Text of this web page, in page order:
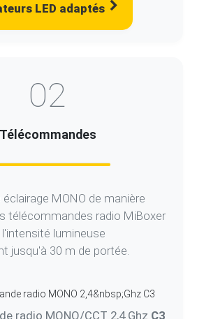
02
télécommandes radio MiBoxer
l'intensité lumineuse
jusqu'à 30 m de portée.
radio MONO/CCT 2,4 GhzC3